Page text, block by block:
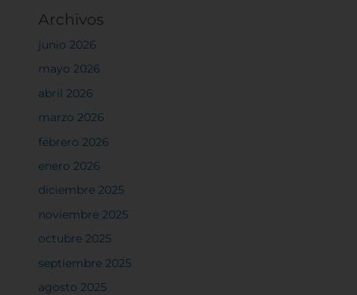
Archivos
junio 2026
mayo 2026
abril 2026
marzo 2026
febrero 2026
enero 2026
diciembre 2025
noviembre 2025
octubre 2025
septiembre 2025
agosto 2025
Cookies dirigidas
Cookies de funcionalidad
Cookies de rendimiento
Rechazar todas